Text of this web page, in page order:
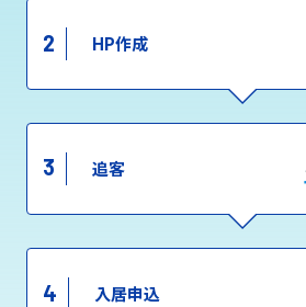
2 HP作成
3 追客
4 入居申込